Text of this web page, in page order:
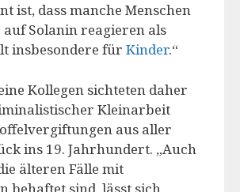
ist, dass manche Menschen
Solanin reagieren als
insbesondere für Kinder.“
Kollegen sichteten daher
Kleinarbeit
aus aller
ins 19. Jahrhundert. „Auch
älteren Fälle mit
behaftet sind, lässt sich